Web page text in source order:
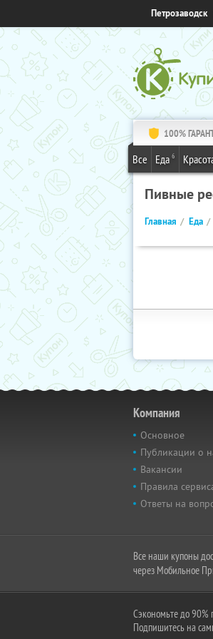
Петрозаводск
100%
Все Еда 6
Пивные
Главная Еда
Компания
Основное
Публикации о
Вакансии
Правила
Ответы на
Все наши купоны
через Мобильное
Сэкономьте до 90%
Подпишитесь на